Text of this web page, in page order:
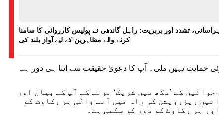
ہراسانی، تشدد اور بربریت: راہل گاندھی نے پولیس کارروائی کا سامنا
کرنے والے مظاہرین کے لیے آواز بلند کی
نہیں ملی۔ آپ کا دعویٰ حقیقت سے اتنا ہی دور ہے
کے ’دکھ میں شریک‘ ہونے کے آپ کے بیان اور
ریزرویشن کی راہ میں آنے والی ہر رکاوٹ کو
ہر رکاوٹ کو دور کر سکتی ہے۔